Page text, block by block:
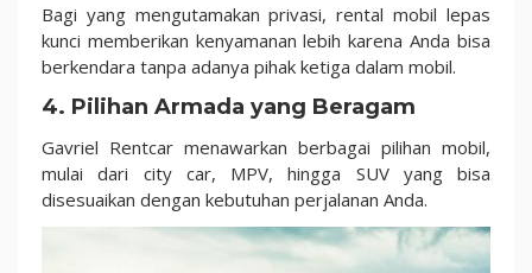
Bagi yang mengutamakan privasi, rental mobil lepas
kunci memberikan kenyamanan lebih karena Anda bisa
berkendara tanpa adanya pihak ketiga dalam mobil.
4. Pilihan Armada yang Beragam
Gavriel Rentcar menawarkan berbagai pilihan mobil,
mulai dari city car, MPV, hingga SUV yang bisa
disesuaikan dengan kebutuhan perjalanan Anda.